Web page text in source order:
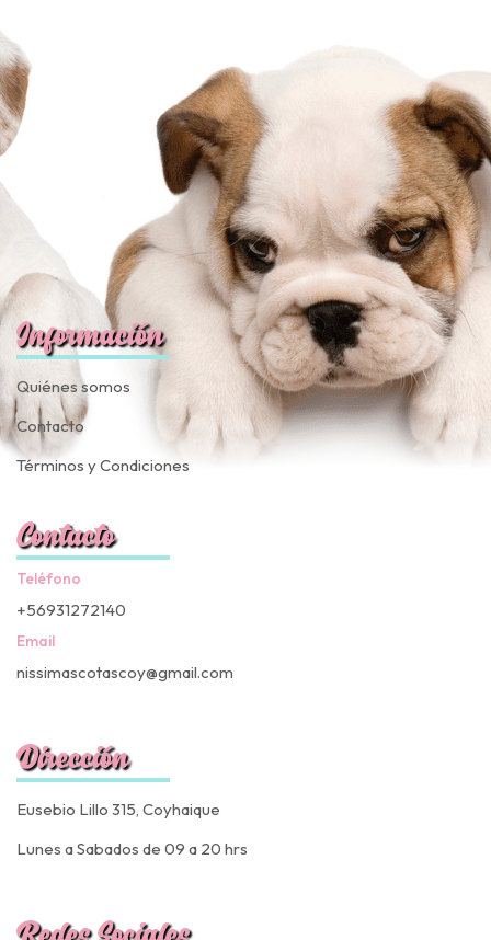
Información
Quiénes somos
Contacto
Términos y Condiciones
Contacto
Teléfono
+56931272140
Email
nissimascotascoy@gmail.com
Dirección
Eusebio Lillo 315, Coyhaique
Lunes a Sabados de 09 a 20 hrs